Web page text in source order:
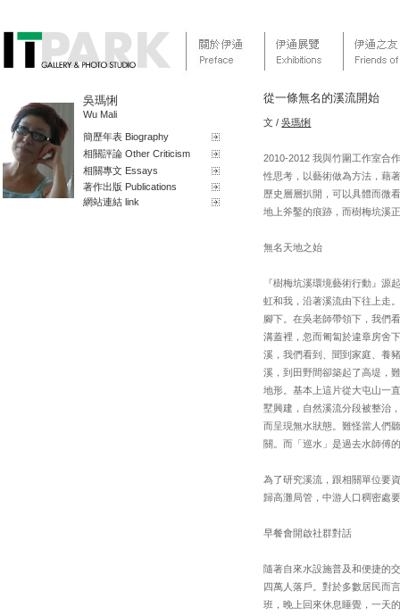
吳瑪悧
Wu Mali
簡歷年表 Biography
相關評論 Other Criticism
相關專文 Essays
著作出版 Publications
網站連結 link
從一條無名的溪流開始
文 /吳瑪悧
2010-2012 我與竹圍工作室合
性思考，以藝術做為方法，藉
歷史層層扒開，可以具體而微
地上斧鑿的痕跡，而樹梅坑溪
無名天地之始
『樹梅坑溪環境藝術行動』源
虹和我，沿著溪流由下往上走
腳下。在吳老師帶領下，我們
溝蓋裡，忽而匍匐於違章房舍
溪，我們看到、聞到家庭、養
溪，到田野間卻築起了高堤，
地形。基本上這片從大屯山一
墅興建，自然溪流分段被整治
而呈現無水狀態。難怪當人們
關。而「巡水」是過去水師傅
為了研究溪流，跟相關單位要
歸高灘局管，中游人口稠密處
早餐會開啟社群對話
隨著自來水設施普及和便捷的
四萬人落戶。對於多數居民而
班，晚上回來休息睡覺，一天